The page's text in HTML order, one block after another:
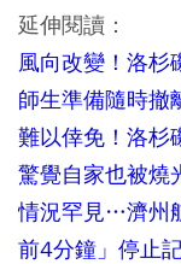
延伸閱讀：
風向改變！洛杉
師生準備隨時撤
難以倖免！洛杉
驚覺自家也被燒
情況罕見…濟州
前4分鐘」停止